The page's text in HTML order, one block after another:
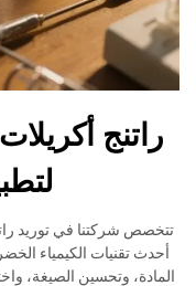
راتنج
تتخصص شركتنا في توريد
أحدث تقنيات الكيمياء
المادة، وتحسين الصيغة،